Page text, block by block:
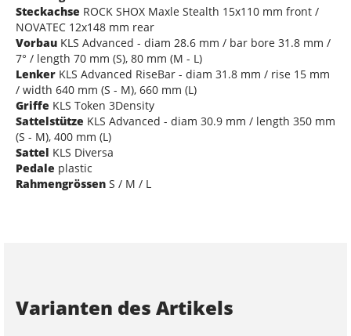
Steckachse ROCK SHOX Maxle Stealth 15x110 mm front /
NOVATEC 12x148 mm rear
Vorbau KLS Advanced - diam 28.6 mm / bar bore 31.8 mm /
7° / length 70 mm (S), 80 mm (M - L)
Lenker KLS Advanced RiseBar - diam 31.8 mm / rise 15 mm
/ width 640 mm (S - M), 660 mm (L)
Griffe KLS Token 3Density
Sattelstütze KLS Advanced - diam 30.9 mm / length 350 mm
(S - M), 400 mm (L)
Sattel KLS Diversa
Pedale plastic
Rahmengrössen S / M / L
Varianten des Artikels